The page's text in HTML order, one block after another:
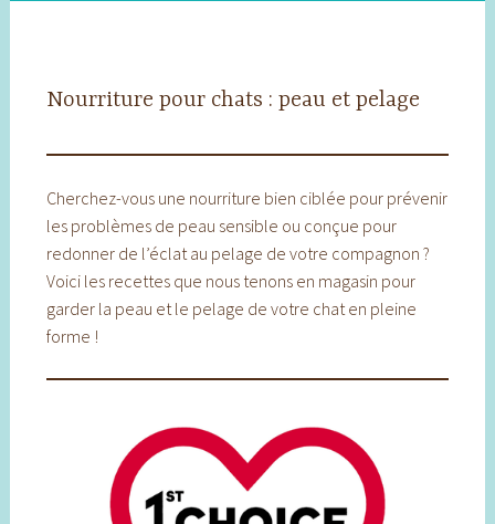
Nourriture pour chats : peau et pelage
Cherchez-vous une nourriture bien ciblée pour prévenir
les problèmes de peau sensible ou conçue pour
redonner de l’éclat au pelage de votre compagnon ?
Voici les recettes que nous tenons en magasin pour
garder la peau et le pelage de votre chat en pleine
forme !